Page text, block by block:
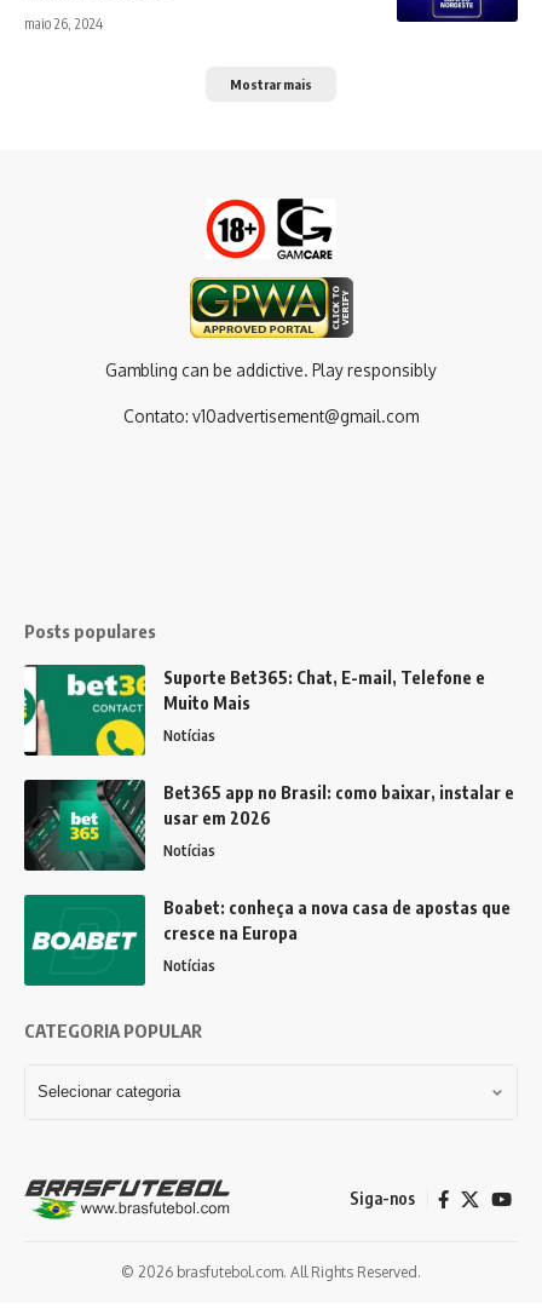
maio 26, 2024
Mostrar mais
Gambling can be addictive. Play responsibly
Contato: v10advertisement@gmail.com
Posts populares
Suporte Bet365: Chat, E-mail, Telefone e
Muito Mais
Notícias
Bet365 app no Brasil: como baixar, instalar e
usar em 2026
Notícias
Boabet: conheça a nova casa de apostas que
cresce na Europa
Notícias
CATEGORIA POPULAR
Siga-nos
© 2026 brasfutebol.com. All Rights Reserved.